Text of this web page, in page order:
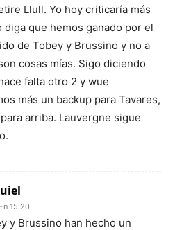
Llull. Yo hoy criticaría más
diga que hemos ganado por el
de Tobey y Brussino y no a
cosas mías. Sigo diciendo
falta otro 2 y wue
más un backup para Tavares,
arriba. Lauvergne sigue
15:20
y Brussino han hecho un